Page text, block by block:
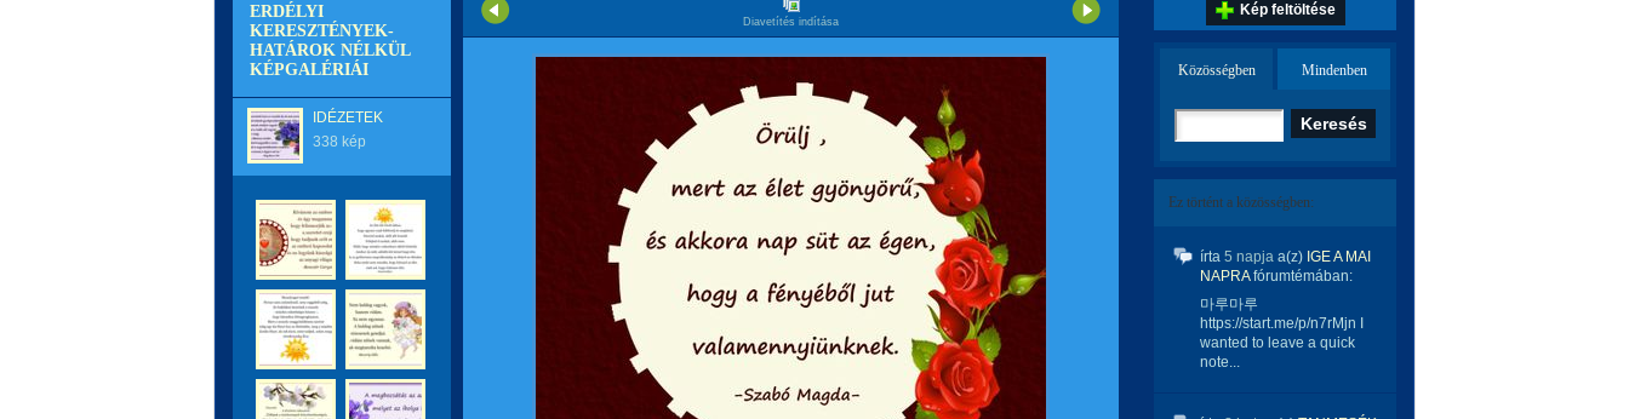
ERDÉLYI
KERESZTÉNYEK-
HATÁROK NÉLKÜL
KÉPGALÉRIÁI
IDÉZETEK
338 kép
Diavetítés indítása
Kép feltöltése
Közösségben Mindenben
Ez történt a közösségben:
írta 5 napja a(z) IGE A MAI
NAPRAfórumtémában:
마루마루
https://start.me/p/n7rMjn I
wanted to leave a quick
note...